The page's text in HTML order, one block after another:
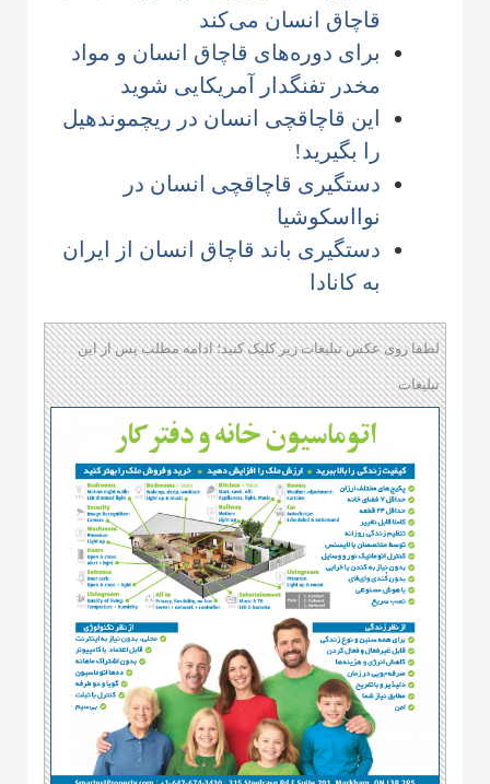
قاچاق انسان می‌کند
برای دوره‌های قاچاق انسان و مواد
مخدر تفنگدار آمریکایی شوید
این قاچاقچی انسان در ریچموندهیل
را بگیرید!
دستگیری قاچاقچی انسان در
نوا‌اسکوشیا
دستگیری باند قاچاق انسان از ایران
به کانادا
لطفا روی عکس تبلیغات زیر کلیک کنید؛ ادامه مطلب پس از این
تبلیغات